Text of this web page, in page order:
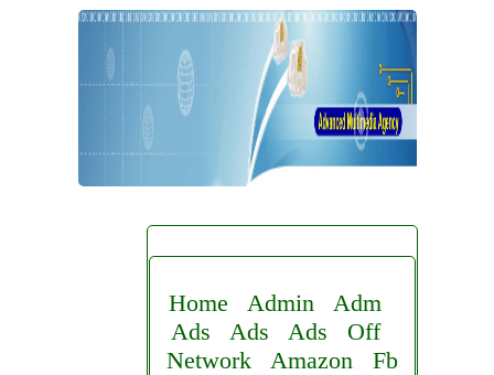
Home Admin
Adm
Ads
Ads Ads
Off
Network
Amazon Fb